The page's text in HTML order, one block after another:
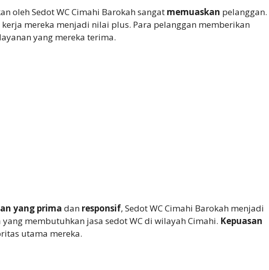
oleh Sedot WC Cimahi Barokah sangat memuaskan pelanggan.
kerja mereka menjadi nilai plus. Para pelanggan memberikan
yang mereka terima.
yang prima dan responsif, Sedot WC Cimahi Barokah menjadi
membutuhkan jasa sedot WC di wilayah Cimahi. Kepuasan
utama mereka.